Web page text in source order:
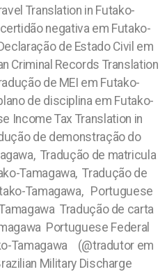
Translation in Futako-
negativa em Futako-
de Estado Civil em
Criminal Records Translation
de MEI em Futako-
de disciplina em Futako-
Income Tax Translation in
de demonstração do
Tradução de matricula
Tamagawa, Tradução de
Tamagawa, Portuguese
Tradução de carta
Portuguese Federal
Tamagawa (@tradutor em
Military Discharge